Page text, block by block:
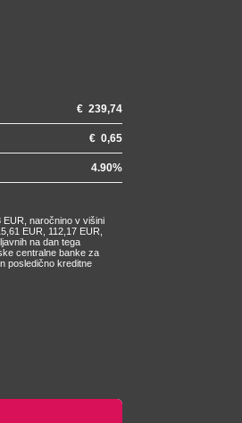
€ 239,74
€ 0,65
4.90%
naročnino v višini
EUR, 112,17 EUR,
na dan tega
centralne banke za
posledično kreditne